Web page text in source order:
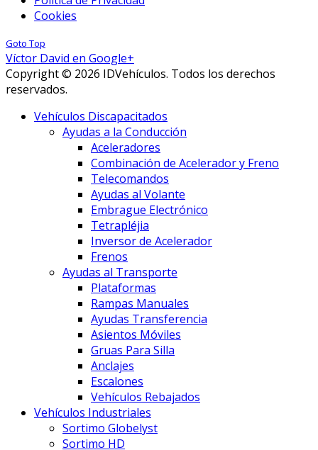
Cookies
Goto Top
Víctor David en Google+
Copyright © 2026 IDVehículos. Todos los derechos
reservados.
Vehículos Discapacitados
Ayudas a la Conducción
Aceleradores
Combinación de Acelerador y Freno
Telecomandos
Ayudas al Volante
Embrague Electrónico
Tetrapléjia
Inversor de Acelerador
Frenos
Ayudas al Transporte
Plataformas
Rampas Manuales
Ayudas Transferencia
Asientos Móviles
Gruas Para Silla
Anclajes
Escalones
Vehículos Rebajados
Vehículos Industriales
Sortimo Globelyst
Sortimo HD